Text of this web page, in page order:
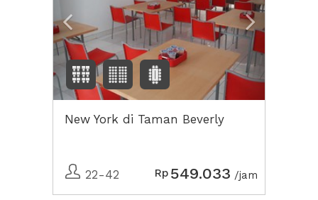
New York di Taman Beverly
22-42 Rp 549.033 /jam